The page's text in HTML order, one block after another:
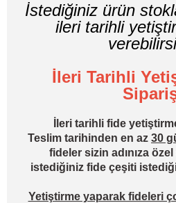
İstediğiniz ürün
ileri tarihli
İleri Tarihli
İleri tarihli fide
Teslim tarihinden en az 30
fideler sizin adınıza
istediğiniz fide çeşiti
Yetiştirme yaparak fideleri